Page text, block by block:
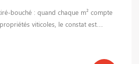
bouché : quand chaque m² compte
viticoles, le constat est…